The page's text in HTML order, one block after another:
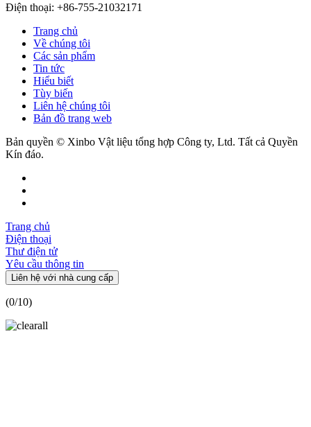
Điện thoại: +86-755-21032171
Trang chủ
Về chúng tôi
Các sản phẩm
Tin tức
Hiểu biết
Tùy biến
Liên hệ chúng tôi
Bản đồ trang web
Bản quyền © Xinbo Vật liệu tổng hợp Công ty, Ltd. Tất cả Quyền
Kín đáo.
Trang chủ
Điện thoại
Thư điện tử
Yêu cầu thông tin
Liên hệ với nhà cung cấp
(0/10)